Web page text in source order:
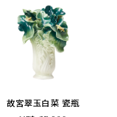
故宮翠玉白菜 瓷瓶